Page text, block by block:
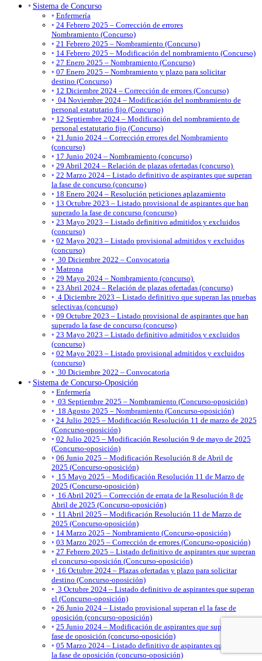
Sistema de Concurso
Enfermería
24 Febrero 2025 – Corrección de errores
Nombramiento (Concurso)
21 Febrero 2025 – Nombramiento (Concurso)
14 Febrero 2025 – Modificación del nombramiento (Concurso)
27 Enero 2025 – Nombramiento (Concurso)
07 Enero 2025 – Nombramiento y plazo para solicitar
destino (Concurso)
12 Diciembre 2024 – Corrección de errores (Concurso)
04 Noviembre 2024 – Modificación del nombramiento de
personal estatutario fijo (Concurso)
12 Septiembre 2024 – Modificación del nombramiento de
personal estatutario fijo (Concurso)
21 Junio 2024 – Corrección errores del Nombramiento
(concurso)
17 Junio 2024 – Nombramiento (concurso)
29 Abril 2024 – Relación de plazas ofertadas (concurso)
22 Marzo 2024 – Listado definitivo de aspirantes que superan
la fase de concurso (concurso)
18 Enero 2024 – Resolución peticiones aplazamiento
13 Octubre 2023 – Listado provisional de aspirantes que han
superado la fase de concurso (concurso)
23 Mayo 2023 – Listado definitivo admitidos y excluidos
(concurso)
02 Mayo 2023 – Listado provisional admitidos y excluidos
(concurso)
30 Diciembre 2022 – Convocatoria
Matrona
29 Mayo 2024 – Nombramiento (concurso)
23 Abril 2024 – Relación de plazas ofertadas (concurso)
4 Diciembre 2023 – Listado definitivo que superan las pruebas
selectivas (concurso)
09 Octubre 2023 – Listado provisional de aspirantes que han
superado la fase de concurso (concurso)
23 Mayo 2023 – Listado definitivo admitidos y excluidos
(concurso)
02 Mayo 2023 – Listado provisional admitidos y excluidos
(concurso)
30 Diciembre 2022 – Convocatoria
Sistema de Concurso-Oposición
Enfermería
03 Septiembre 2025 – Nombramiento (Concurso-oposición)
18 Agosto 2025 – Nombramiento (Concurso-oposición)
24 Julio 2025 – Modificación Resolución 11 de marzo de 2025
(Concurso-oposición)
02 Julio 2025 – Modificación Resolución 9 de mayo de 2025
(Concurso-oposición)
06 Junio 2025 – Modificación Resolución 8 de Abril de
2025 (Concurso-oposición)
15 Mayo 2025 – Modificación Resolución 11 de Marzo de
2025 (Concurso-oposición)
16 Abril 2025 – Corrección de errata de la Resolución 8 de
Abril de 2025 (Concurso-oposición)
11 Abril 2025 – Modificación Resolución 11 de Marzo de
2025 (Concurso-oposición)
14 Marzo 2025 – Nombramiento (Concurso-oposición)
03 Marzo 2025 – Corrección de errores (Concurso-oposición)
27 Febrero 2025 – Listado definitivo de aspirantes que superan
el concurso-oposición (Concurso-oposición)
16 Octubre 2024 – Plazas ofertadas y plazo para solicitar
destino (Concurso-oposición)
3 Octubre 2024 – Listado definitivo de aspirantes que superan
el (Concurso-oposición)
26 Junio 2024 – Listado provisional superan el la fase de
oposición (concurso-oposición)
25 Junio 2024 – Modificación de aspirantes que superan el la
fase de oposición (concurso-oposición)
05 Marzo 2024 – Listado definitivo de aspirantes que superan
la fase de oposición (concurso-oposición)